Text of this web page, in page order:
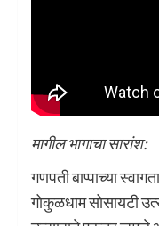
मागील भागाचा सारांश:
गणपती बाप्पाच्या
गोकुळधाम सोसायटी